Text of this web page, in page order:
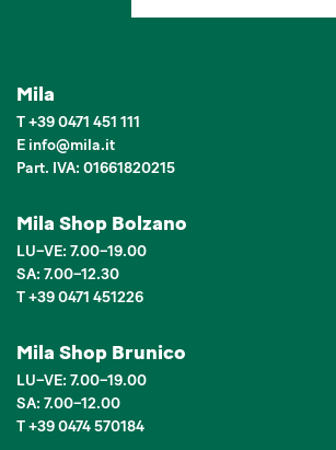
Mila
T+39 0471 451 111
E info@mila.it
Part. IVA: 01661820215
Mila Shop Bolzano
LU–VE: 7.00–19.00
SA: 7.00–12.30
T +39 0471 451226
Mila Shop Brunico
LU–VE: 7.00–19.00
SA: 7.00–12.00
T +39 0474 570184